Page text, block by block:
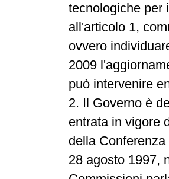
tecnologiche per
all'articolo 1,
ovvero
2009
può intervenire
2. Il Governo è
entrata in vigore
della
28 agosto 1997,